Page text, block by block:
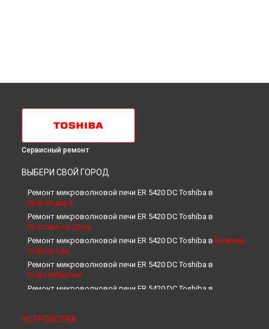
Сервисный ремонт
ВЫБЕРИ СВОЙ ГОРОД
Ремонт микроволновой печи ER 5420 DC Toshiba в
Краснодаре
Ремонт микроволновой печи ER 5420 DC Toshiba в
Ростове-на-Дону
Ремонт микроволновой печи ER 5420 DC Toshiba в Нижнем
Новгороде
Ремонт микроволновой печи ER 5420 DC Toshiba в
Новосибирске
Ремонт микроволновой печи ER 5420 DC Toshiba в
Ремонт микроволновой печи ER 5420 DC Toshiba в
Екатеринбурге
УСТРОЙСТВА